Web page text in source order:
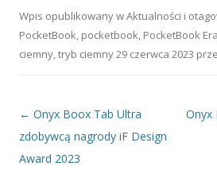
Karl Lagerfeld!
Wpis opublikowany wAktualności i
PocketBook, pocketbook, PocketBook Era
ciemny,tryb ciemny29 czerwca 2023
Nawigacja wpisu
← Onyx Boox Tab Ultra
zdobywcą nagrody iF Design
Award 2023
Onyx